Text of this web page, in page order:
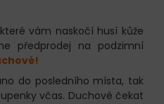
vám naskočí husí kůže
předprodej na podzimní
do posledního místa, tak
včas. Duchové čekat